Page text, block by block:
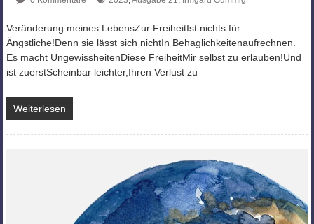
Veränderung meines LebensZur FreiheitIst nichts für
Ängstliche!Denn sie lässt sich nichtIn Behaglichkeitenaufrechnen.
Es macht UngewissheitenDiese FreiheitMir selbst zu erlauben!Und
ist zuerstScheinbar leichter,Ihren Verlust zu
Weiterlesen